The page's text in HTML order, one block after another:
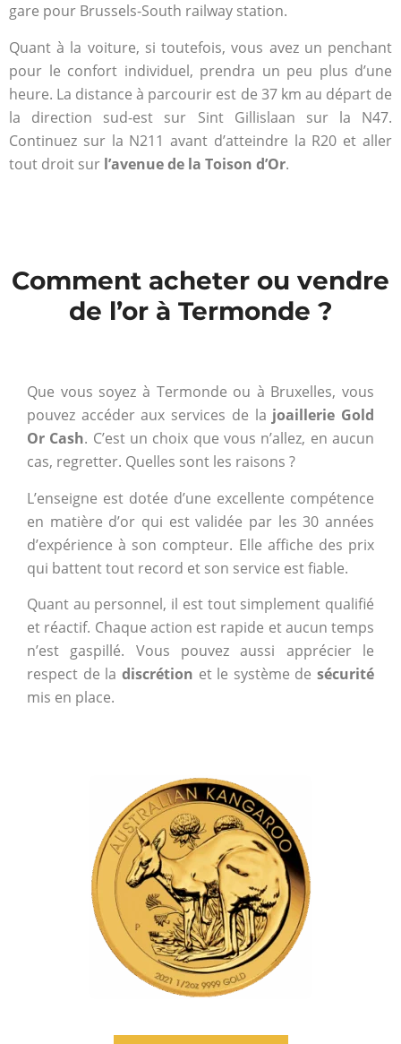
gare pour Brussels-South railway station.
Quant à la voiture, si toutefois, vous avez un penchant
pour le confort individuel, prendra un peu plus d’une
heure. La distance à parcourir est de 37 km au départ de
la direction sud-est sur Sint Gillislaan sur la N47.
Continuez sur la N211 avant d’atteindre la R20 et aller
tout droit sur l’avenue de la Toison d’Or.
Comment acheter ou vendre
de l’or à Termonde ?
Que vous soyez à Termonde ou à Bruxelles, vous
pouvez accéder aux services de la joaillerie Gold
Or Cash. C’est un choix que vous n’allez, en aucun
cas, regretter. Quelles sont les raisons ?
L’enseigne est dotée d’une excellente compétence
en matière d’or qui est validée par les 30 années
d’expérience à son compteur. Elle affiche des prix
qui battent tout record et son service est fiable.
Quant au personnel, il est tout simplement qualifié
et réactif. Chaque action est rapide et aucun temps
n’est gaspillé. Vous pouvez aussi apprécier le
respect de la discrétion et le système de sécurité
mis en place.